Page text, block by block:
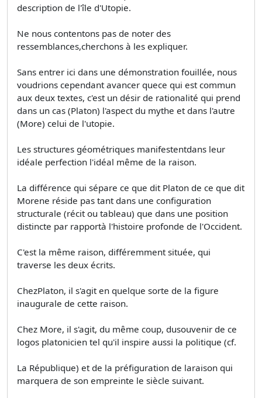
description de l'île d'Utopie.
Ne nous contentons pas de noter des
ressemblances,cherchons à les expliquer.
Sans entrer ici dans une démonstration fouillée, nous
voudrions cependant avancer quece qui est commun
aux deux textes, c'est un désir de rationalité qui prend
dans un cas (Platon) l'aspect du mythe et dans l'autre
(More) celui de l'utopie.
Les structures géométriques manifestentdans leur
idéale perfection l'idéal même de la raison.
La différence qui sépare ce que dit Platon de ce que dit
Morene réside pas tant dans une configuration
structurale (récit ou tableau) que dans une position
distincte par rapportà l'histoire profonde de l'Occident.
C'est la même raison, différemment située, qui
traverse les deux écrits.
ChezPlaton, il s'agit en quelque sorte de la figure
inaugurale de cette raison.
Chez More, il s'agit, du même coup, dusouvenir de ce
logos platonicien tel qu'il inspire aussi la politique (cf.
La République) et de la préfiguration de laraison qui
marquera de son empreinte le siècle suivant.